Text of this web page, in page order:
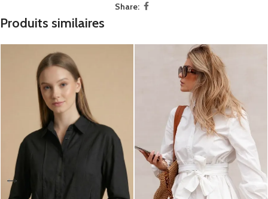
Share:
Produits similaires